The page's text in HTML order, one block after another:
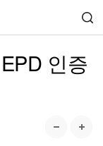
인증